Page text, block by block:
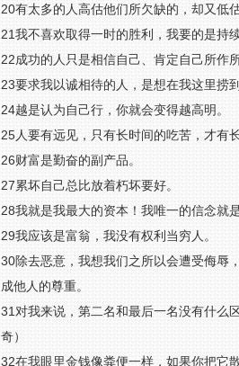
20有太多的人高估他们所欠缺的，却又低
21我不喜欢取得一时的胜利，我要的是持
22成功的人只是相信自己、肯定自己所作
23要求我以诚相待的人，是想在我这里捞到
24越是认为自己行，你就会变得越高明。
25人要有远见，只有长时间的吃苦，才有
26财富是勤奋的副产品。
27累坏自己总比放着朽坏要好。
28我就是我最大的资本！我唯一的信念就
29我应该是富翁，我没有权利当穷人。
30除去恶意，我想我们之所以会遭受侮辱
成他人的尊重。
31对我来说，第二名和最后一名没有什么
奇）
32在我眼里金钱像粪便一样，如果你把它